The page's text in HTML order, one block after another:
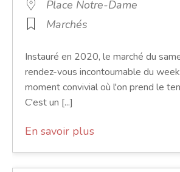
Place Notre-Dame
Marchés
Instauré en 2020, le marché du
rendez-vous incontournable du
moment convivial où l'on prend le
C'est un [...]
En savoir plus